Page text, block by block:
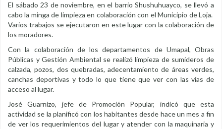
El sábado 23 de noviembre, en el barrio Shushuhuayco, se llevó a
cabo la minga de limpieza en colaboración con el Municipio de Loja.
Varios trabajos se ejecutaron en este lugar con la colaboración de
los moradores.
Con la colaboración de los departamentos de Umapal, Obras
Públicas y Gestión Ambiental se realizó limpieza de sumideros de
calzada, pozos, dos quebradas, adecentamiento de áreas verdes,
canchas deportivas y todo lo que tiene que ver con las vías de
acceso al lugar.
José Guarnizo, jefe de Promoción Popular, indicó que esta
actividad se la planificó con los habitantes desde hace un mes a fin
de ver los requerimientos del lugar y atender con la maquinaria y